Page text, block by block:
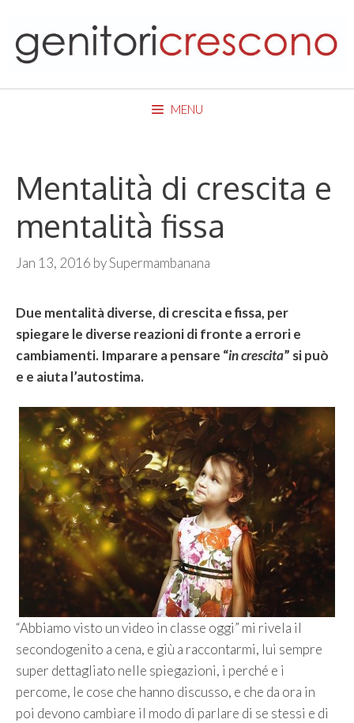
content
MENU
Mentalità di crescita e
mentalità fissa
Jan 13, 2016 bySupermambanana
Due mentalità diverse, di crescita e fissa, per
spiegare le diverse reazioni di fronte a errori e
cambiamenti. Imparare a pensare “in crescita” si può
e e aiuta l’autostima.
“Abbiamo visto un video in classe oggi” mi rivela il
secondogenito a cena, e giù a raccontarmi, lui sempre
super dettagliato nelle spiegazioni, i perché e i
percome, le cose che hanno discusso, e che da ora in
poi devono cambiare il modo di parlare di se stessi e di